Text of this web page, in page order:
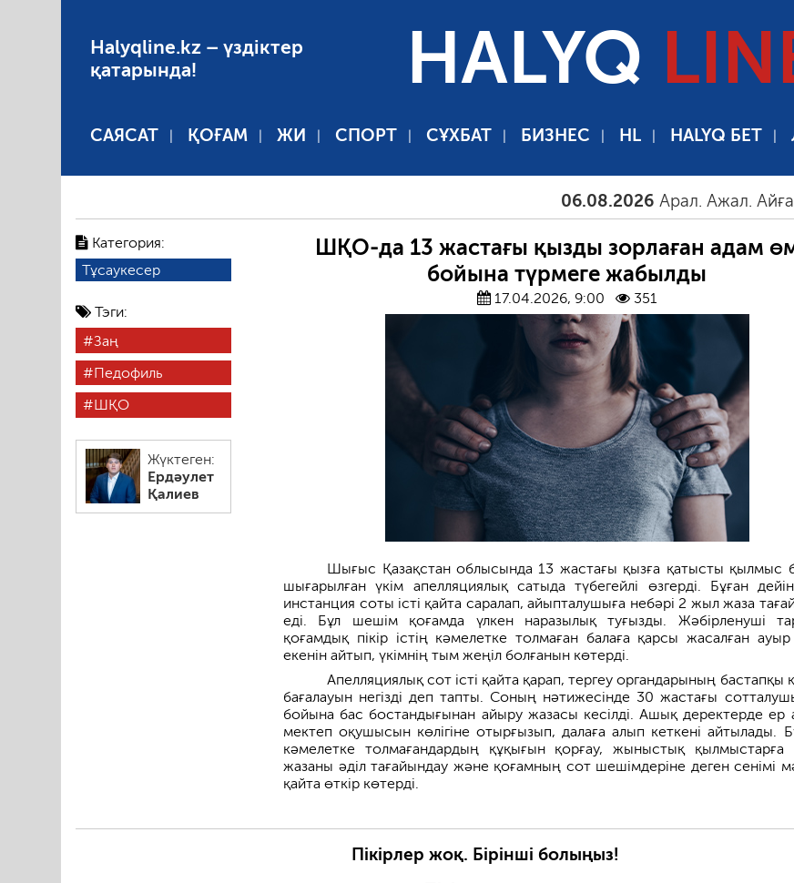
Halyqline.kz – үздіктер
қатарында!
HALYQ
САЯСАТ ҚОҒАМ ЖИ СПОРТ СҰХБАТ БИЗНЕС HL HALYQ БЕТ
06.08.2026 Арал. Ажал. Айғақ
Категория:
Тұсаукесер
Тэги:
Заң
Педофиль
ШҚО
Жүктеген:
Ердәулет
Қалиев
ШҚО-да 13 жастағы қызды зорлаған адам
бойына түрмеге жабылды
17.04.2026, 9:00 351
Шығыс Қазақстан облысында 13 жастағы қызға қатысты қылмыс
шығарылған үкім апелляциялық сатыда түбегейлі өзгерді. Бұған дейін
инстанция соты істі қайта саралап, айыпталушыға небәрі 2 жыл жаза
еді. Бұл шешім қоғамда үлкен наразылық туғызды. Жәбірленуші
қоғамдық пікір істің кәмелетке толмаған балаға қарсы жасалған
екенін айтып, үкімнің тым жеңіл болғанын көтерді.
Апелляциялық сот істі қайта қарап, тергеу органдарының бастапқы
бағалауын негізді деп тапты. Соның нәтижесінде 30 жастағы
бойына бас бостандығынан айыру жазасы кесілді. Ашық деректерде ер
мектеп оқушысын көлігіне отырғызып, далаға алып кеткені айтылады.
кәмелетке толмағандардың құқығын қорғау, жыныстық қылмыстарға
жазаны әділ тағайындау және қоғамның сот шешімдеріне деген сенімі
қайта өткір көтерді.
Пікірлер жоқ. Бірінші болыңыз!